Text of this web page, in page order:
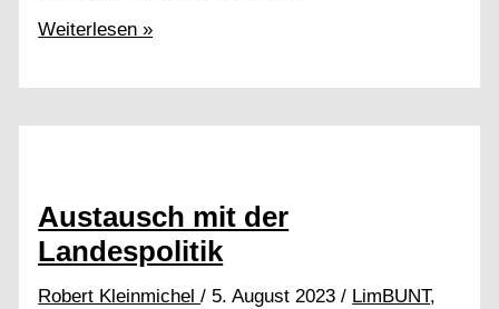
Planungsauftakt
Weiterlesen »
Austausch mit der
Landespolitik
Robert Kleinmichel/ 5. August 2023/ LimBUNT,